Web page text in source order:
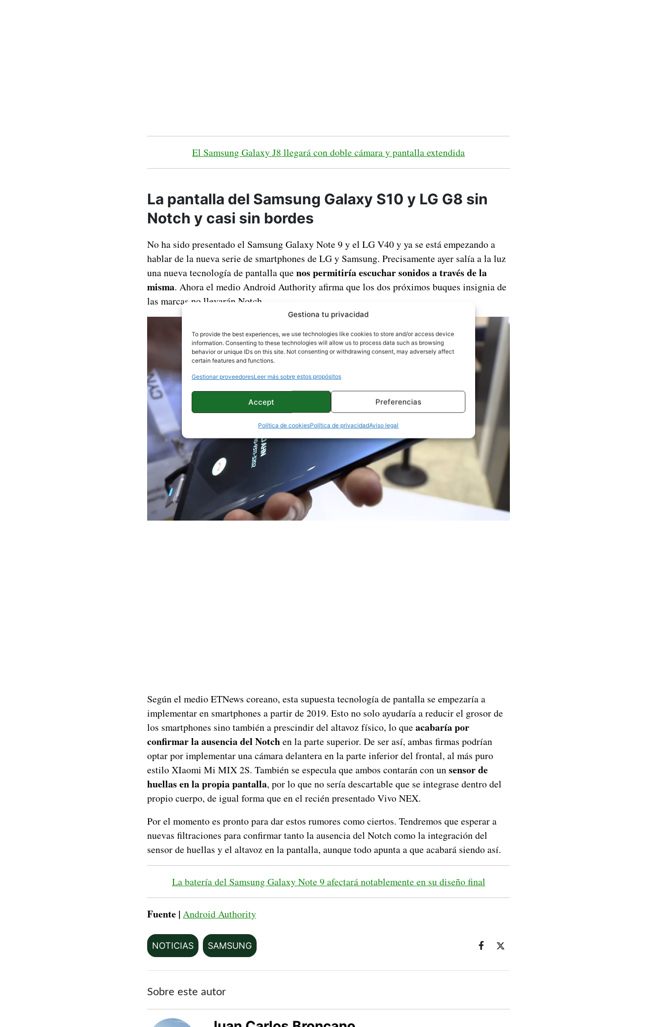
Gestiona tu privacidad
To provide the best experiences, we use technologies like cookies to store and/or access device
information. Consenting to these technologies will allow us to process data such as browsing
behavior or unique IDs on this site. Not consenting or withdrawing consent, may adversely affect
certain features and functions.
Gestionar proveedoresLeer más sobre estos propósitos
Accept Preferencias
Política de cookiesPolítica de privacidadAviso legal
El Samsung Galaxy J8 llegará con doble cámara y pantalla extendida
La pantalla del Samsung Galaxy S10 y LG G8 sin
Notch y casi sin bordes
No ha sido presentado el Samsung Galaxy Note 9 y el LG V40 y ya se está empezando a
hablar de la nueva serie de smartphones de LG y Samsung. Precisamente ayer salía a la luz
una nueva tecnología de pantalla que nos permitiría escuchar sonidos a través de la
misma. Ahora el medio Android Authority afirma que los dos próximos buques insignia de
las marcas no llevarán Notch.
Según el medio ETNews coreano, esta supuesta tecnología de pantalla se empezaría a
implementar en smartphones a partir de 2019. Esto no solo ayudaría a reducir el grosor de
los smartphones sino también a prescindir del altavoz físico, lo que acabaría por
confirmar la ausencia del Notchen la parte superior. De ser así, ambas firmas podrían
optar por implementar una cámara delantera en la parte inferior del frontal, al más puro
estilo XIaomi Mi MIX 2S. También se especula que ambos contarán con unsensor de
huellas en la propia pantalla, por lo que no sería descartable que se integrase dentro del
propio cuerpo, de igual forma que en el recién presentado Vivo NEX.
Por el momento es pronto para dar estos rumores como ciertos. Tendremos que esperar a
nuevas filtraciones para confirmar tanto la ausencia del Notch como la integración del
sensor de huellas y el altavoz en la pantalla, aunque todo apunta a que acabará siendo así.
La batería del Samsung Galaxy Note 9 afectará notablemente en su diseño final
Fuente | Android Authority
NOTICIAS SAMSUNG
Sobre este autor